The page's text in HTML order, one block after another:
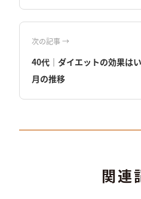
次の記事 →
40代│ダイエットの効果は
月の推移
関連